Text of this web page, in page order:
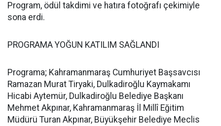
Program, ödül takdimi ve hatıra fotoğrafı çekimiyle
sona erdi.
PROGRAMA YOĞUN KATILIM SAĞLANDI
Programa; Kahramanmaraş Cumhuriyet Başsavcısı
Ramazan Murat Tiryaki, Dulkadiroğlu Kaymakamı
Hicabi Aytemür, Dulkadiroğlu Belediye Başkanı
Mehmet Akpınar, Kahramanmaraş İl Millî Eğitim
Müdürü Turan Akpınar, Büyükşehir Belediye Meclis